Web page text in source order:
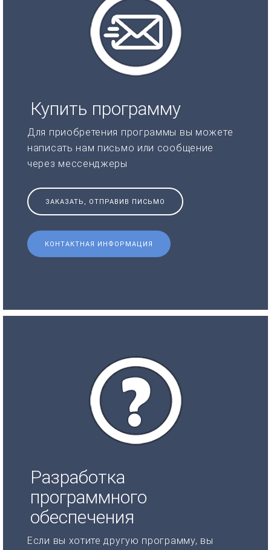
Купить программу
Для приобретения программы вы можете
написать нам письмо или сообщение
через мессенджеры
ЗАКАЗАТЬ, ОТПРАВИВ ПИСЬМО
КОНТАКТНАЯ ИНФОРМАЦИЯ
Разработка
программного
обеспечения
Если вы хотите другую программу, вы